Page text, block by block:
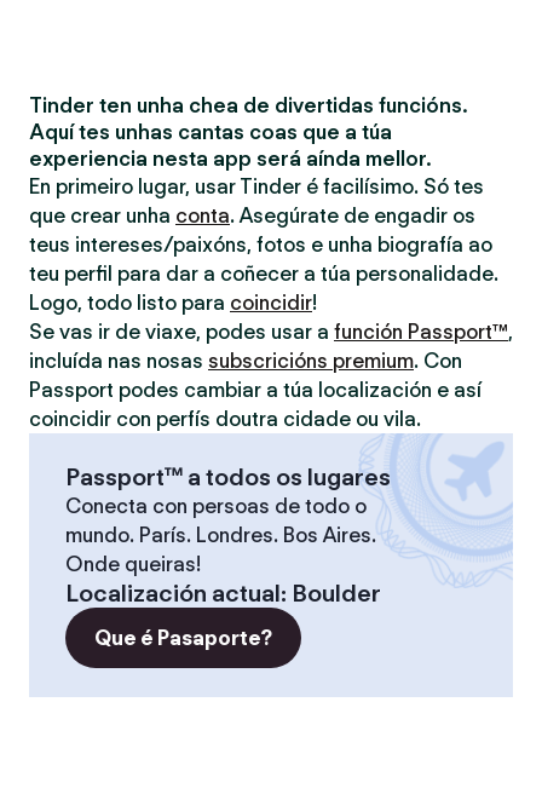
Tinder ten unha chea de divertidas funcións.
Aquí tes unhas cantas coas que a túa
experiencia nesta app será aínda mellor.
En primeiro lugar, usar Tinder é facilísimo. Só tes
que crear unha conta. Asegúrate de engadir os
teus intereses/paixóns, fotos e unha biografía ao
teu perfil para dar a coñecer a túa personalidade.
Logo, todo listo para coincidir!
Se vas ir de viaxe, podes usar a función Passport™,
incluída nas nosas subscricións premium. Con
Passport podes cambiar a túa localización e así
coincidir con perfís doutra cidade ou vila.
Passport™ a todos os lugares
Conecta con persoas de todo o
mundo. París. Londres. Bos Aires.
Onde queiras!
Localización actual: Boulder
Que é Pasaporte?